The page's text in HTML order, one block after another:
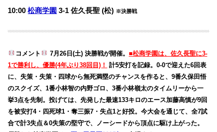
10:00松商学園 3-1 佐久長聖 (松) ※決勝戦
コメント 7月26日(土) 決勝戦が開催。 ■松商学園は、佐久長聖に3-
1で勝利し、優勝(4年ぶり38回目)！ 計5安打を記録。0-0で迎えた6回表
に、失策・失策・四球から無死満塁のチャンスを作ると、9番久保田悟
のスクイズ、1番小林智の内野ゴロ、3番小林嶺太のタイムリーから一
挙3点を先制。投げては、先発した最速133キロのエース加藤高慎が9回
を被安打4・四死球1・奪三振7・失点1と好投。今大会を通じて、全7試
合で計3失点＆0失策の堅守で、ノーシードから頂点に駆け上がった。